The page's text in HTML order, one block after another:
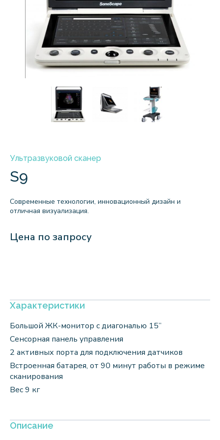
Ультразвуковой сканер
S9
Современные технологии, инновационный дизайн и
отличная визуализация.
Цена по запросу
Характеристики
Большой ЖК-монитор с диагональю 15”
Сенсорная панель управления
2 активных порта для подключения датчиков
Встроенная батарея, от 90 минут работы в режиме
сканирования
Вес 9 кг
Описание